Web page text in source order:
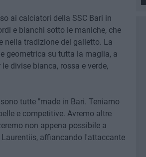
ai calciatori della SSC Bari in
e bianchi sotto le maniche, che
nella tradizione del galletto. La
geometrica su tutta la maglia, a
divise bianca, rossa e verde,
tutte "made in Bari. Teniamo
e competitive. Avremo altre
non appena possibile a
affiancando l'attaccante